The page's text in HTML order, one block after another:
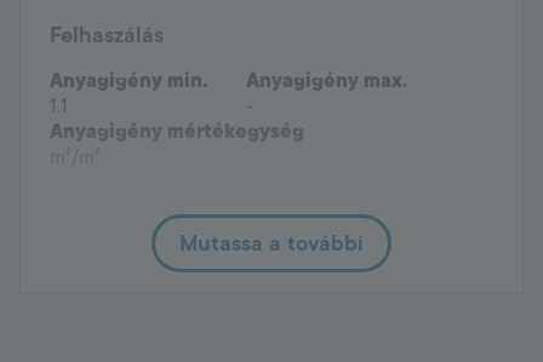
Felhaszálás
Anyagigény min.
1.1
Anyagigény max.
-
Anyagigény mértékegység
Mutassa a további